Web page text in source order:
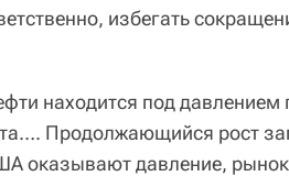
избегать
находится под давлением
Продолжающийся рост
оказывают давление,